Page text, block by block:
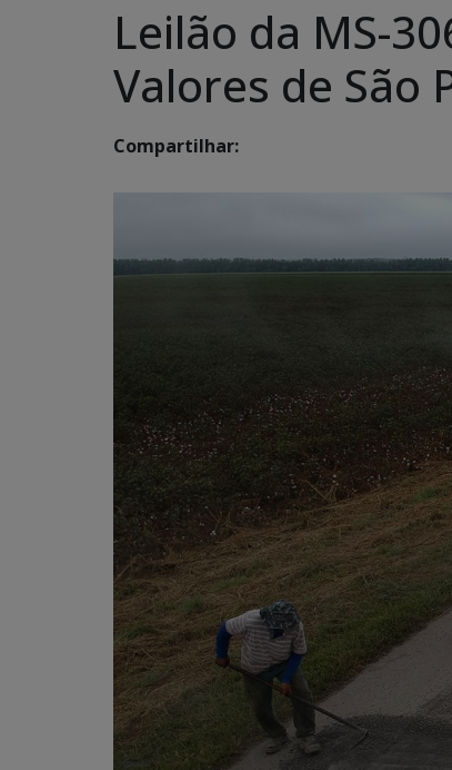
Leilão da MS-
Valores de São
Compartilhar: